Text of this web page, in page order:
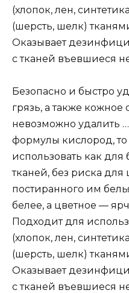
(хлопок, лен,
(шерсть, шелк)
Оказывает
с тканей въевшиеся
Безопасно и быстро
грязь, а также кожное
невозможно удалить
формулы кислород, то
использовать как для
тканей, без риска для
постиранного им
белее, а цветное —
Подходит для
(хлопок, лен,
(шерсть, шелк)
Оказывает
с тканей въевшиеся